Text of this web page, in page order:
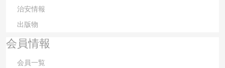
治安情報
出版物
会員情報
会員一覧